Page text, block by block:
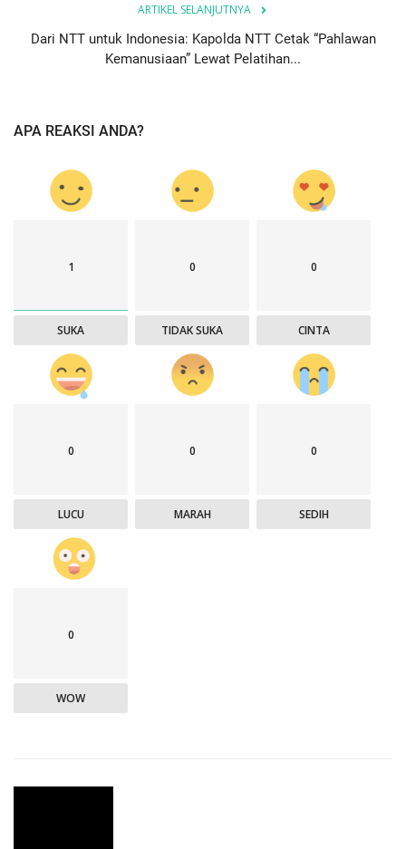
ARTIKEL SELANJUTNYA
Dari NTT untuk Indonesia: Kapolda NTT Cetak “Pahlawan
Kemanusiaan” Lewat Pelatihan...
APA REAKSI ANDA?
1
SUKA
0
TIDAK SUKA
0
CINTA
0
LUCU
0
MARAH
0
SEDIH
0
WOW